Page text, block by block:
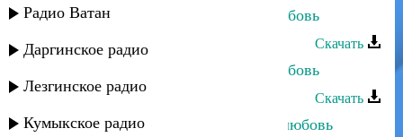
Радио Ватан
Даргинское радио
Лезгинское радио
Кумыкское радио
Загир Магомедов - Безответная любовь
Скачать
Загир Магомедов - Безответная любовь
Скачать
Апанди Магомедов - Потерянная любовь